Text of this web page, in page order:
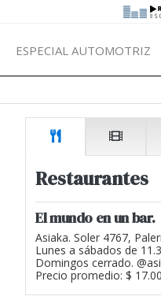
ESPECIAL AUTOMOTRIZ
Restaurantes
El mundo en un bar.
Asiaka. Soler 4767,
Lunes a sábados de
Domingos cerrado.
Precio promedio: $